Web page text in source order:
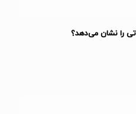
را نشان می‌دهد؟